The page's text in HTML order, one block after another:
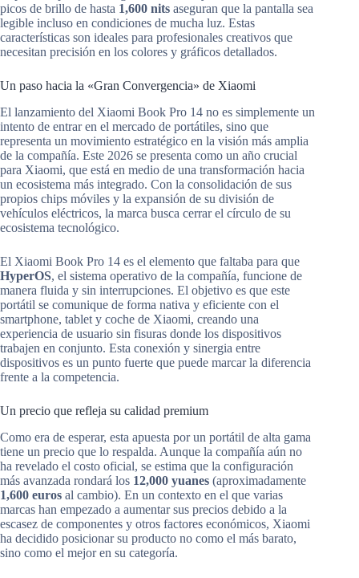
picos de brillo de hasta 1,600 nits aseguran que la pantalla sea
legible incluso en condiciones de mucha luz. Estas
características son ideales para profesionales creativos que
necesitan precisión en los colores y gráficos detallados.
Un paso hacia la «Gran Convergencia» de Xiaomi
El lanzamiento del Xiaomi Book Pro 14 no es simplemente un
intento de entrar en el mercado de portátiles, sino que
representa un movimiento estratégico en la visión más amplia
de la compañía. Este 2026 se presenta como un año crucial
para Xiaomi, que está en medio de una transformación hacia
un ecosistema más integrado. Con la consolidación de sus
propios chips móviles y la expansión de su división de
vehículos eléctricos, la marca busca cerrar el círculo de su
ecosistema tecnológico.
El Xiaomi Book Pro 14 es el elemento que faltaba para que
HyperOS, el sistema operativo de la compañía, funcione de
manera fluida y sin interrupciones. El objetivo es que este
portátil se comunique de forma nativa y eficiente con el
smartphone, tablet y coche de Xiaomi, creando una
experiencia de usuario sin fisuras donde los dispositivos
trabajen en conjunto. Esta conexión y sinergia entre
dispositivos es un punto fuerte que puede marcar la diferencia
frente a la competencia.
Un precio que refleja su calidad premium
Como era de esperar, esta apuesta por un portátil de alta gama
tiene un precio que lo respalda. Aunque la compañía aún no
ha revelado el costo oficial, se estima que la configuración
más avanzada rondará los 12,000 yuanes (aproximadamente
1,600 euros al cambio). En un contexto en el que varias
marcas han empezado a aumentar sus precios debido a la
escasez de componentes y otros factores económicos, Xiaomi
ha decidido posicionar su producto no como el más barato,
sino como el mejor en su categoría.